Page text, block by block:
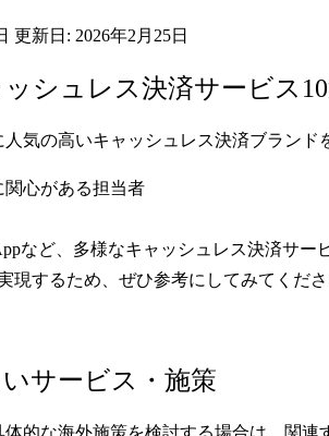
更新日: 2026年2月25日
シュレス決済サービス
気の高いキャッシュレス決済ブランド
心がある担当者
など、多様なキャッシュレス決済サ
現するため、ぜひ参考にしてみてくださ
サービス・施策
的な海外施策を検討する場合は、関